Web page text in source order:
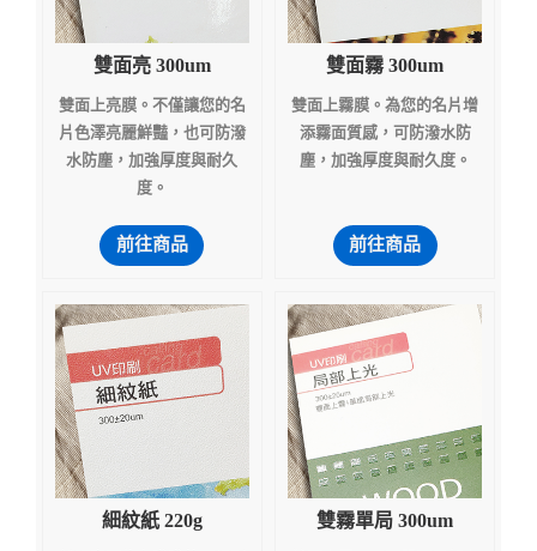
雙面亮 300um
雙面上亮膜。不僅讓您的名
片色澤亮麗鮮豔，也可防潑
水防塵，加強厚度與耐久
度。
前往商品
雙面霧 300um
雙面上霧膜。為您的名片增
添霧面質感，可防潑水防
塵，加強厚度與耐久度。
前往商品
細紋紙 220g 雙霧單局 300um